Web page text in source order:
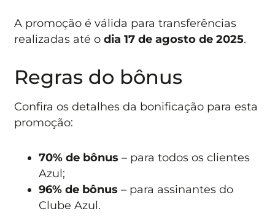
A promoção é válida para transferências
realizadas até odia 17 de agosto de 2025.
Regras do bônus
Confira os detalhes da bonificação para esta
promoção:
70% de bônus – para todos os clientes
Azul;
96% de bônus – para assinantes do
Clube Azul.